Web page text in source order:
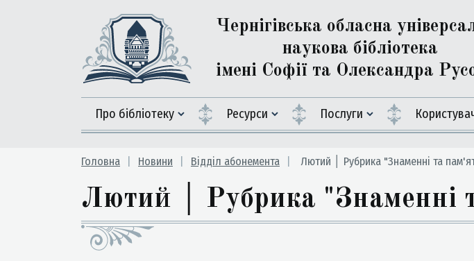
Чернігівська обласна
наукова бібліотека
імені Софії та Олександра
Про бібліотеку Ресурси Послуги
Головна Новини Відділ абонемента Лютий │ Рубрика "Знаменні та
Лютий │ Рубрика "Знаменні